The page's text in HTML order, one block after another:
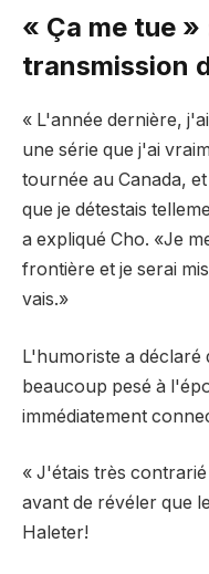
« Ça me tue
transmission
« L'année dernière,
une série que j'ai
tournée au Canada,
que je détestais
a expliqué Cho. «Je
frontière et je serai
vais.»
L'humoriste a déclaré
beaucoup pesé à
immédiatement
« J'étais très
avant de révéler que
Haleter!